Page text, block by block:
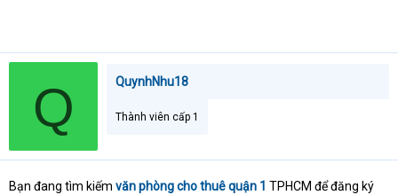
Q QuynhNhu18
Thành viên cấp 1
Bạn đang tìm kiếm văn phòng cho thuê quận 1 TPHCM để đăng ký